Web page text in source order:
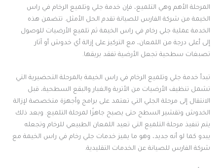
المرحلة الأهم وهي التلميع، فإن خدمة جلي وتلميع الرخام في راس
الخيمة من شركة الفارس للصيانة تقدم الحل الأمثل. تتضمن هذه
الخدمة عملية جلي رخام في راس الخيمة ثم تلميع الأرضيات للوصول
إلى أعلى درجة من اللمعان، مع التركيز على إزالة أي خدوش أو آثار
تصبغات سطحية تجعل الأرضية تفقد بريقها.
تبدأ خدمة جلي وتلميع الرخام في راس الخيمة بالمرحلة التحضيرية التي
تشمل تنظيف الأرضيات من الأتربة والغبار والبقع السطحية، قبل
الانتقال إلى مرحلة الجلي التي تعتمد على برامج وأجهزة متخصصة لإزالة
الخدوش وتقشير السطح حتى يصبح جاهزًا لمرحلة التلميع. وبعد ذلك
يتم تنفيذ مرحلة التلميع التي تعيد اللمعان الطبيعي للرخام وتجعله
يبدو كما لو أنه جديد، وهو ما يميز خدمات جلي رخام في راس الخيمة مع
شركة الفارس للصيانة عن الخدمات التقليدية.